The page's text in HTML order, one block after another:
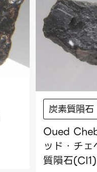
炭素質隕石
Oued
ッド・チ
質隕石